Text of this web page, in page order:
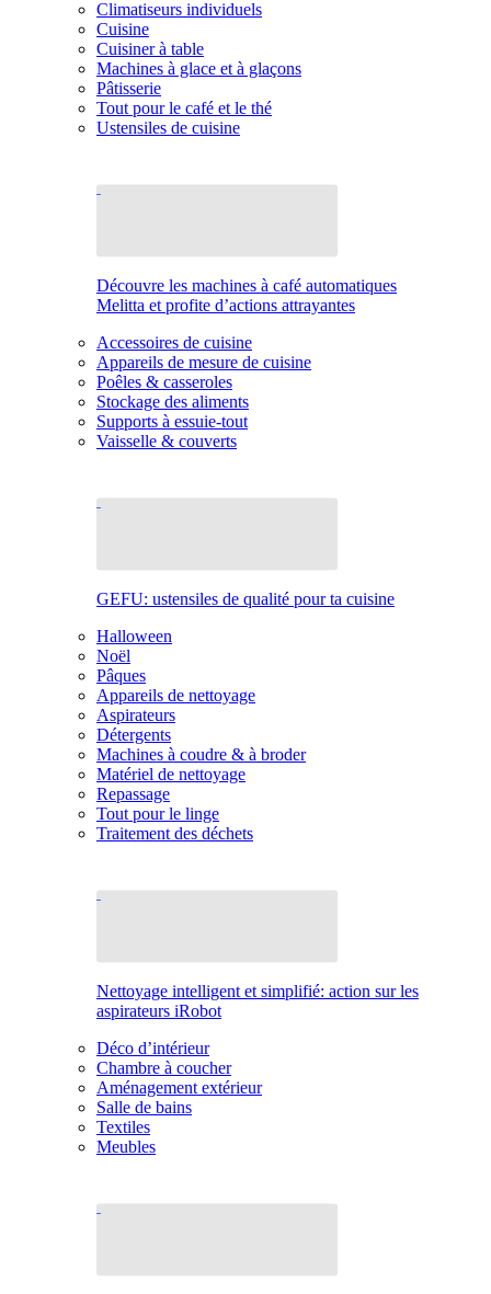
Climatiseurs individuels
Cuisine
Cuisiner à table
Machines à glace et à glaçons
Pâtisserie
Tout pour le café et le thé
Ustensiles de cuisine
Découvre les machines à café automatiques
Melitta et profite d’actions attrayantes
Accessoires de cuisine
Appareils de mesure de cuisine
Poêles & casseroles
Stockage des aliments
Supports à essuie-tout
Vaisselle & couverts
GEFU: ustensiles de qualité pour ta cuisine
Halloween
Noël
Pâques
Appareils de nettoyage
Aspirateurs
Détergents
Machines à coudre & à broder
Matériel de nettoyage
Repassage
Tout pour le linge
Traitement des déchets
Nettoyage intelligent et simplifié: action sur les
aspirateurs iRobot
Déco d’intérieur
Chambre à coucher
Aménagement extérieur
Salle de bains
Textiles
Meubles